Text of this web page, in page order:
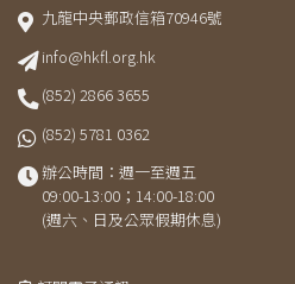
九龍中央郵政信箱70946號
info@hkfl.org.hk
(852) 2866 3655
(852) 5781 0362
辦公時間：週一至週五
09:00-13:00；14:00-18:00
(週六、日及公眾假期休息)